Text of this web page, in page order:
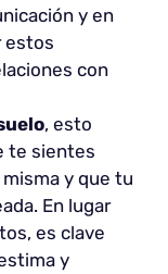
y en
estos
con
, esto
te sientes
y que tu
En lugar
es clave
y